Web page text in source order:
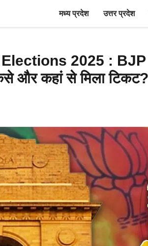
मध्य प्रदेश उत्तर प्रदेश
2025 : BJP ने
और कहां से मिला टिकट?